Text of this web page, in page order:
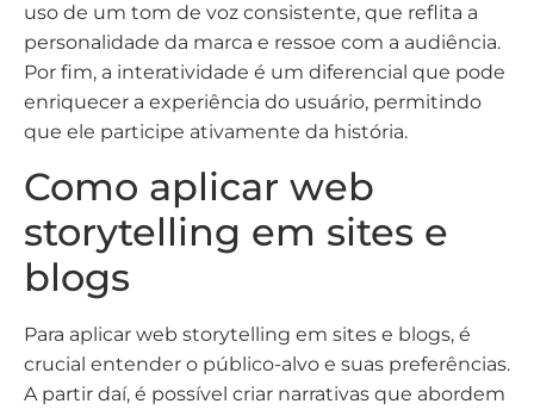
uso de um tom de voz consistente, que reflita a
personalidade da marca e ressoe com a audiência.
Por fim, a interatividade é um diferencial que pode
enriquecer a experiência do usuário, permitindo
que ele participe ativamente da história.
Como aplicar web
storytelling em sites e
blogs
Para aplicar web storytelling em sites e blogs, é
crucial entender o público-alvo e suas preferências.
A partir daí, é possível criar narrativas que abordem